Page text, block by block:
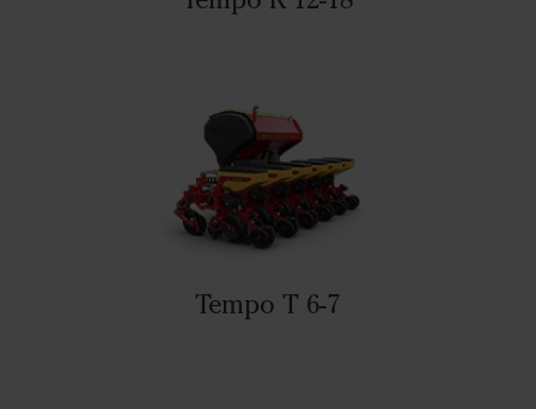
Tempo T 6-7